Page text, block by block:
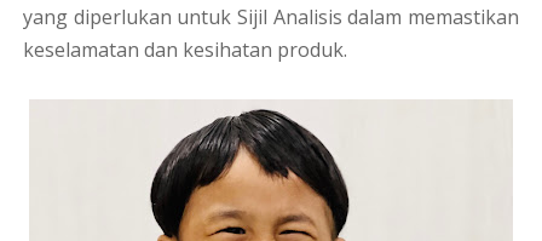
yang diperlukan untuk Sijil Analisis dalam memastikan
keselamatan dan kesihatan produk.